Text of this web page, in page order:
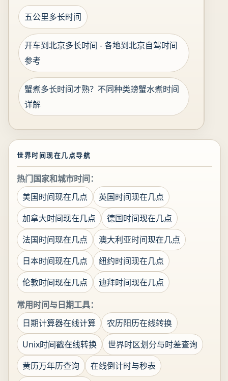
五公里多长时间
开车到北京多长时间 - 各地到北京自驾时间
参考
蟹煮多长时间才熟？不同种类螃蟹水煮时间
详解
世界时间现在几点导航
热门国家和城市时间：
美国时间现在几点
英国时间现在几点
加拿大时间现在几点
德国时间现在几点
法国时间现在几点
澳大利亚时间现在几点
日本时间现在几点
纽约时间现在几点
伦敦时间现在几点
迪拜时间现在几点
常用时间与日期工具：
日期计算器在线计算
农历阳历在线转换
Unix时间戳在线转换
世界时区划分与时差查询
黄历万年历查询
在线倒计时与秒表